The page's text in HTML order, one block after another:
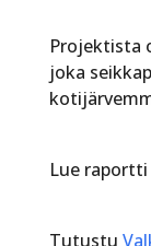
Projektista
joka
Lue raportti
Tutustu